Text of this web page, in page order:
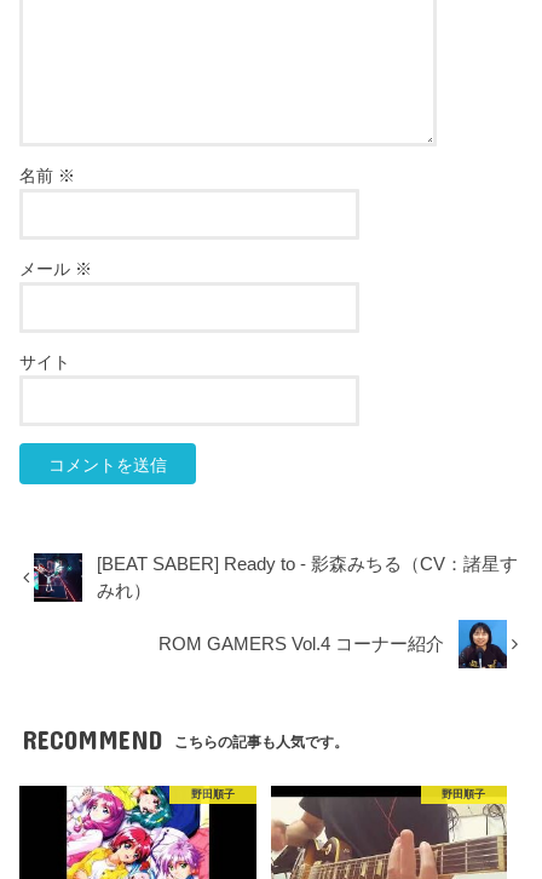
名前 ※
メール ※
サイト
[BEAT SABER] Ready to - 影森みちる（CV：諸星す
みれ）
ROM GAMERS Vol.4 コーナー紹介
RECOMMEND こちらの記事も人気です。
野田順子 野田順子